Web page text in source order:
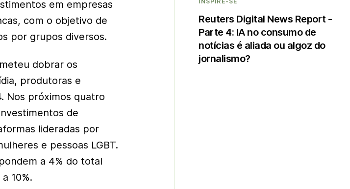
em empresas
com o objetivo de
por grupos diversos.
dobrar os
produtoras e
Nos próximos quatro
de
lideradas por
e pessoas LGBT.
a 4% do total
10%.
Reuters Digital News Report -
Parte 4: IA no consumo de
notícias é aliada ou algoz do
jornalismo?